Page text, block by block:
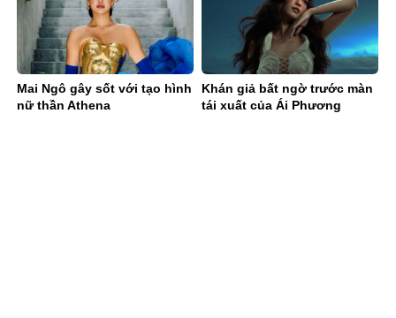
Mai Ngô gây sốt với tạo hình
nữ thần Athena
Khán giả bất ngờ trước màn
tái xuất của Ái Phương